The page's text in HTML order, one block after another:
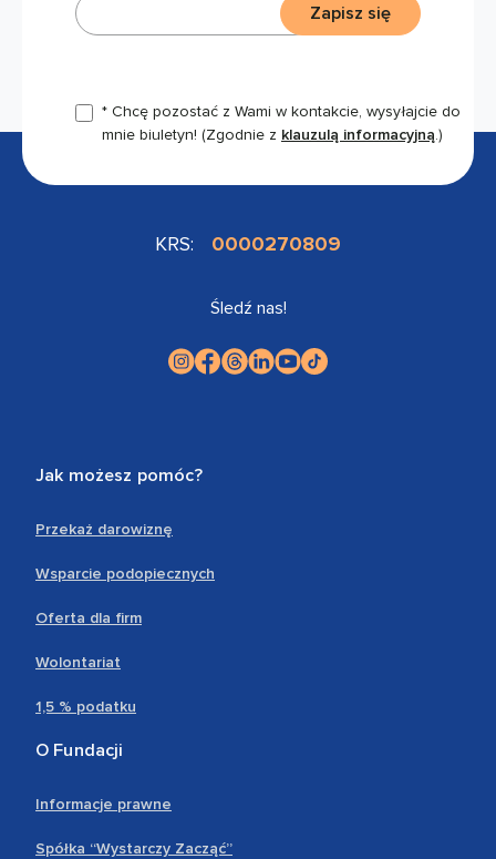
* Chcę pozostać z Wami w kontakcie, wysyłajcie do
mnie biuletyn! (Zgodnie z klauzulą informacyjną.)
Zapisz się
KRS: 0000270809
Śledź nas!
Jak możesz pomóc?
Przekaż darowiznę
Wsparcie podopiecznych
Oferta dla firm
Wolontariat
1,5 % podatku
O Fundacji
Informacje prawne
Spółka “Wystarczy Zacząć”